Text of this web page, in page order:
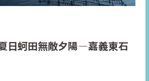
日蚵田無敵夕陽—嘉義東石